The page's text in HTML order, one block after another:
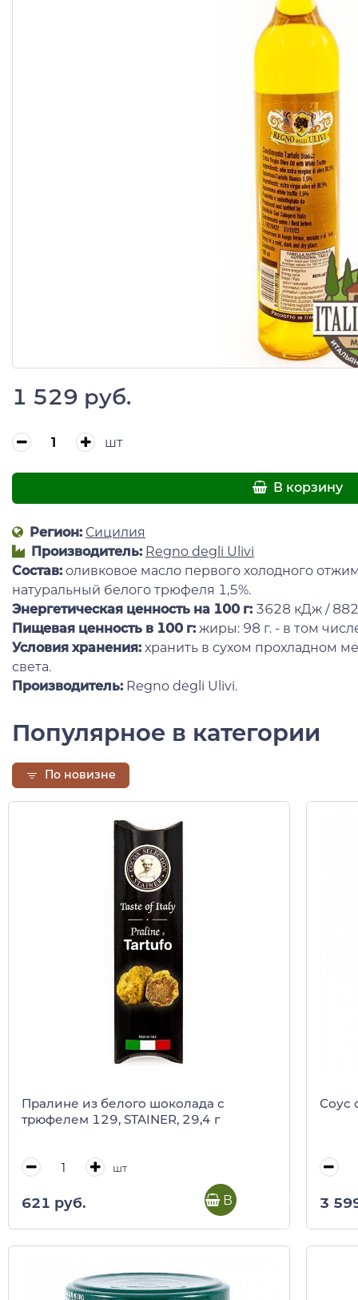
1 529 руб.
шт
В корзину
Регион: Сицилия
Производитель: Regno degli Ulivi
Состав: оливковое масло первого холодного
натуральный белого трюфеля 1,5%.
Энергетическая ценность на 100 г: 3628 кДж / 882
Пищевая ценность в 100 г: жиры: 98 г. - в том
Условия хранения: хранить в сухом прохладном
света.
Производитель: Regno degli Ulivi.
Популярное в категории
По новизне
Пралине из белого шоколада с
трюфелем 129, STAINER, 29,4 г
шт
621 руб. В корзину
Соус
3